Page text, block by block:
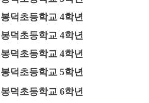
봉덕초등학교 4학년
봉덕초등학교 4학년
봉덕초등학교 4학년
봉덕초등학교 5학년
봉덕초등학교 6학년